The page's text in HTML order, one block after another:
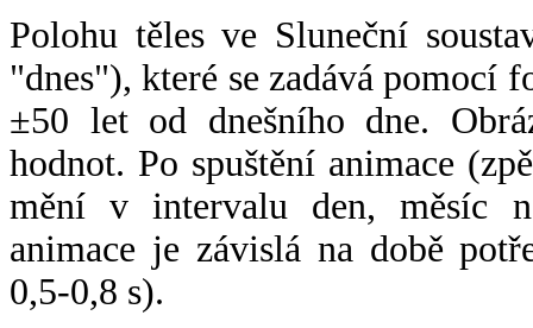
Polohu těles ve Sluneční
"dnes"), které se zadává pomocí
±50 let od dnešního dne.
hodnot. Po spuštění animace
mění v intervalu den, měsíc
animace je závislá na době
0,5-0,8 s).